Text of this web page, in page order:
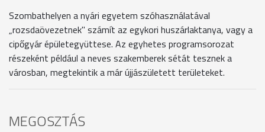
Szombathelyen a nyári egyetem szóhasználatával
„rozsdaövezetnek" számít az egykori huszárlaktanya, vagy a
cipőgyár épületegyüttese. Az egyhetes programsorozat
részeként például a neves szakemberek sétát tesznek a
városban, megtekintik a már újjászületett területeket.
MEGOSZTÁS